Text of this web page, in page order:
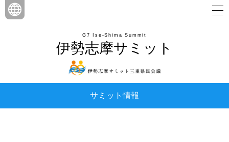
伊勢志摩サミット
G7 Ise-Shima Summit
サミット情報